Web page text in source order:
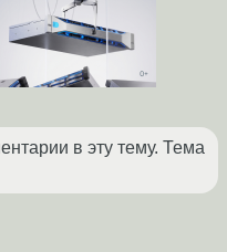
в эту тему. Тема